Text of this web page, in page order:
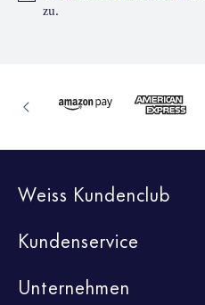
zu.
Weiss Kundenclub
Kundenservice
Unternehmen